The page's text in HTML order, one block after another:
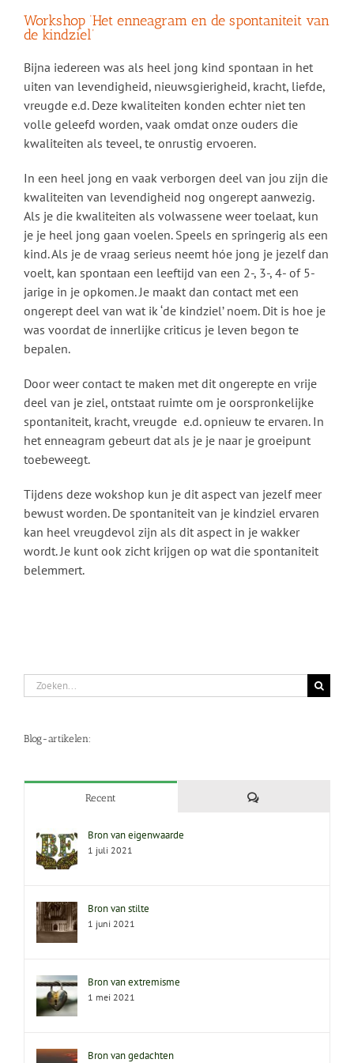
Workshop ‘Het enneagram en de spontaniteit van
de kindziel’
Bijna iedereen was als heel jong kind spontaan in het
uiten van levendigheid, nieuwsgierigheid, kracht, liefde,
vreugde e.d. Deze kwaliteiten konden echter niet ten
volle geleefd worden, vaak omdat onze ouders die
kwaliteiten als teveel, te onrustig ervoeren.
In een heel jong en vaak verborgen deel van jou zijn die
kwaliteiten van levendigheid nog ongerept aanwezig.
Als je die kwaliteiten als volwassene weer toelaat, kun
je je heel jong gaan voelen. Speels en springerig als een
kind. Als je de vraag serieus neemt hóe jong je jezelf dan
voelt, kan spontaan een leeftijd van een 2-, 3-, 4- of 5-
jarige in je opkomen. Je maakt dan contact met een
ongerept deel van wat ik ‘de kindziel’ noem. Dit is hoe je
was voordat de innerlijke criticus je leven begon te
bepalen.
Door weer contact te maken met dit ongerepte en vrije
deel van je ziel, ontstaat ruimte om je oorspronkelijke
spontaniteit, kracht, vreugde e.d. opnieuw te ervaren. In
het enneagram gebeurt dat als je je naar je groeipunt
toebeweegt.
Tijdens deze wokshop kun je dit aspect van jezelf meer
bewust worden. De spontaniteit van je kindziel ervaren
kan heel vreugdevol zijn als dit aspect in je wakker
wordt. Je kunt ook zicht krijgen op wat die spontaniteit
belemmert.
Zoeken
naar:
Blog-artikelen:
Recent Reacties
Bron van eigenwaarde
1 juli 2021
Bron van stilte
1 juni 2021
Bron van extremisme
1 mei 2021
Bron van gedachten